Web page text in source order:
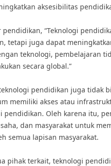
aksesibilitas
“Teknologi
tetapi juga dapat
teknologi, pembelajaran
secara global.”
pendidikan juga tidak
memiliki akses atau
Oleh karena itu,
dan masyarakat untuk
semua lapisan masyarakat.
pihak terkait, teknologi